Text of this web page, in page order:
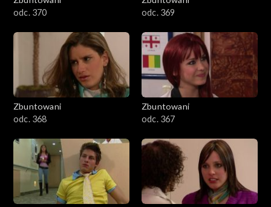
odc. 370
odc. 369
Zbuntowani
odc. 368
Zbuntowani
odc. 367